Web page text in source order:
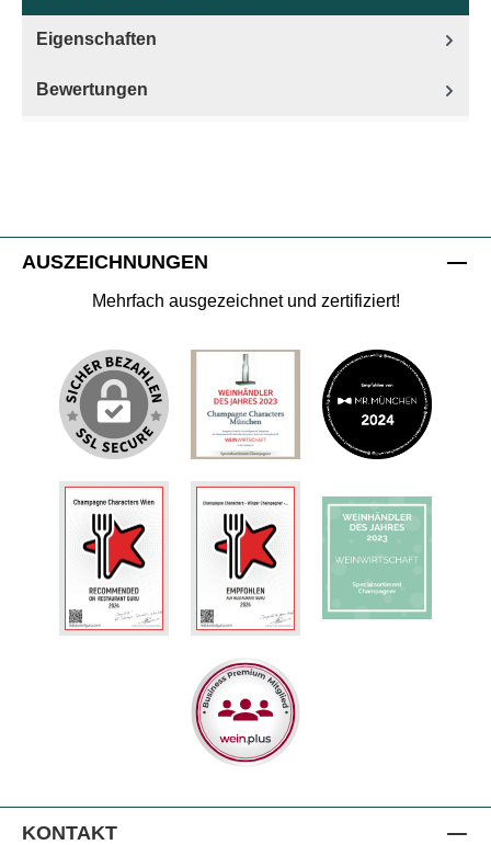
Eigenschaften
Bewertungen
AUSZEICHNUNGEN
Mehrfach ausgezeichnet und zertifiziert!
KONTAKT